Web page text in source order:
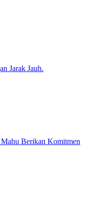
Jarak Jauh.
Berikan Komitmen